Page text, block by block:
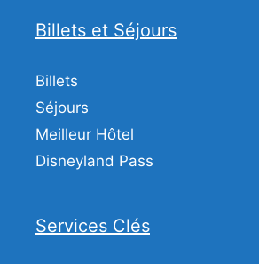
Billets et Séjours
Billets
Séjours
Meilleur Hôtel
Disneyland Pass
Services Clés